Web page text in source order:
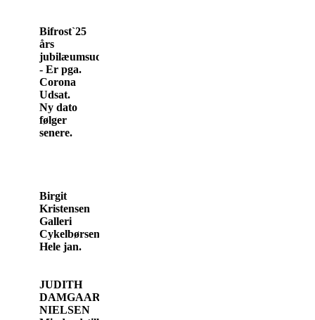
Bifrost`25
års
jubilæumsudstilling.
- Er pga.
Corona
Udsat.
Ny dato
følger
senere.
Birgit
Kristensen
Galleri
Cykelbørsen
Hele jan.
JUDITH
DAMGAARD
NIELSEN